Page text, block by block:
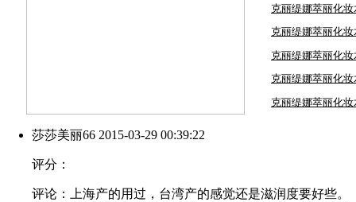
克丽缇娜萃丽化妆
克丽缇娜萃丽化妆
克丽缇娜萃丽化妆
克丽缇娜萃丽化妆
克丽缇娜萃丽化妆
莎莎美丽66 2015-03-29 00:39:22
评分：
评论：上海产的用过，台湾产的感觉还是滋润度要好些。